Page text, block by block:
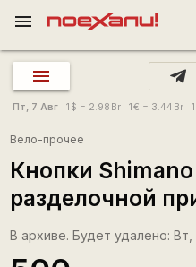
menu
Пт, 7 Авг 1 $ = 2.98 Br 1€ = 3.44 Br
Вело-прочее
Кнопки
разделочной
В архиве. Будет удалено: Вт,